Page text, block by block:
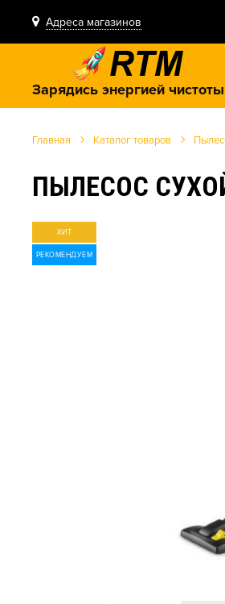
Адреса магазинов
Зарядись энергией чистоты
Главная Каталог товаров
ПЫЛЕСОС
ХИТ
РЕКОМЕНДУЕМ